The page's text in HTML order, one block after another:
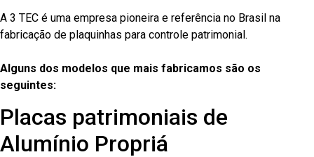
A 3 TEC é uma empresa pioneira e referência no Brasil na
fabricação de plaquinhas para controle patrimonial.
Alguns dos modelos que mais fabricamos são os
seguintes:
Placas patrimoniais de
Alumínio Propriá